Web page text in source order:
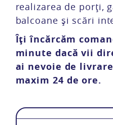
realizarea de porți,
balcoane și scări
Îți încărcăm
minute dacă vii
ai nevoie de
maxim 24 de ore.